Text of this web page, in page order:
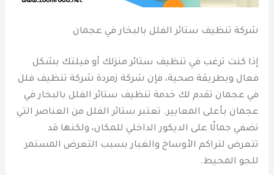
شركة تنظيف ستائر الفلل بالبخار في عجمان
إذا كنت ترغب في تنظيف ستائر منزلك أو فيلتك بشكل
فعال وبطريقة صحية، فإن شركة زمردة شركة تنظيف فلل
في عجمان تقدم لك خدمة تنظيف ستائر الفلل بالبخار في
عجمان بأعلى المعايير. تعتبر ستائر الفلل من العناصر التي
تضفي جمالًا على الديكور الداخلي للمكان، ولكنها قد
تتعرض لتراكم الأوساخ والغبار بسبب التعرض المستمر
للجو المحيط.